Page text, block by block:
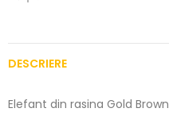
DESCRIERE
Elefant din rasina Gold Brown